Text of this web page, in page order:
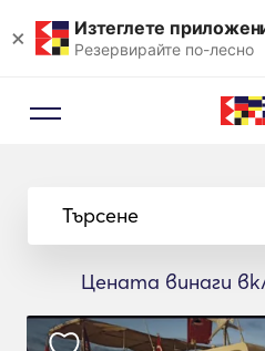
× Изтеглете
Резервирайте по-лесно
Търсене
Цената винаги